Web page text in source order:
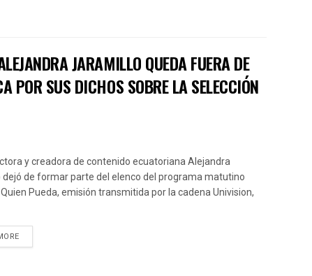
JARAMILLO QUEDA FUERA DE
POR SUS DICHOS SOBRE LA SELECCIÓN
y creadora de contenido ecuatoriana Alejandra
de formar parte del elenco del programa matutino
Pueda, emisión transmitida por la cadena Univision,